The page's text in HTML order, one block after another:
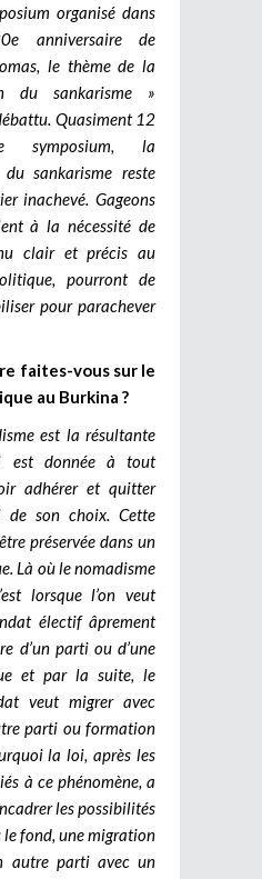
organisé dans
anniversaire de
le thème de la
du sankarisme »
Quasiment 12
symposium, la
sankarisme reste
inachevé. Gageons
à la nécessité de
clair et précis au
pourront de
pour parachever
faites-vous sur le
au Burkina ?
est la résultante
est donnée à tout
adhérer et quitter
son choix. Cette
préservée dans un
Là où le nomadisme
lorsque l’on veut
électif âprement
d’un parti ou d’une
et par la suite, le
veut migrer avec
parti ou formation
la loi, après les
à ce phénomène, a
les possibilités
fond, une migration
autre parti avec un